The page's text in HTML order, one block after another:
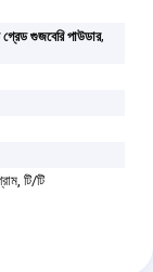
গুজবেরি পাউডার,
টি/টি